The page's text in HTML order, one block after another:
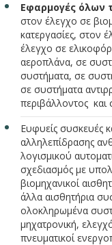
Εφαρμογές
στον έλεγχο σε
κατεργασίες, στον
έλεγχο σε
αεροπλάνα, σε
συστήματα, σε
σε συστήματα
περιβάλλοντος
Ευφυείς συσκευές
αλληλεπίδρασης
λογισμικού
σχεδιασμός με
βιομηχανικοί
άλλα αισθητήρια
ολοκληρωμένα
μηχατρονική,
πνευματικοί